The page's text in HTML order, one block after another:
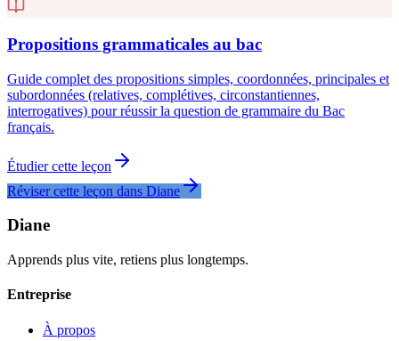
Propositions grammaticales au bac
Guide complet des propositions simples, coordonnées, principales et
subordonnées (relatives, complétives, circonstantiennes,
interrogatives) pour réussir la question de grammaire du Bac
français.
Étudier cette leçon
Réviser cette leçon dans Diane
Diane
Apprends plus vite, retiens plus longtemps.
Entreprise
À propos